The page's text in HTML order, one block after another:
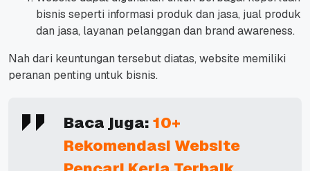
bisnis seperti informasi produk dan jasa, jual produk
dan jasa, layanan pelanggan dan brand awareness.
Nah dari keuntungan tersebut diatas, website memiliki
peranan penting untuk bisnis.
Baca juga: 10+
Rekomendasi Website